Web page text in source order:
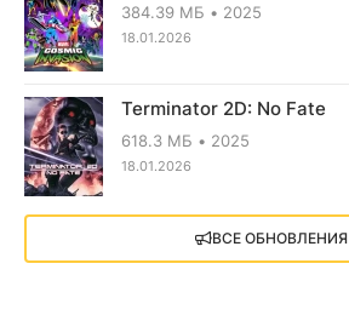
384.39 МБ 2025
18.01.2026
Terminator 2D: No Fate
618.3 МБ 2025
18.01.2026
X4: Foundations (2018)
13.73 GB 2018
ВСЕ ОБНОВЛЕНИЯ